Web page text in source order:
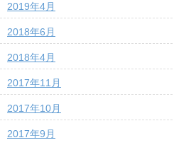
2019年4月
2018年6月
2018年4月
2017年11月
2017年10月
2017年9月